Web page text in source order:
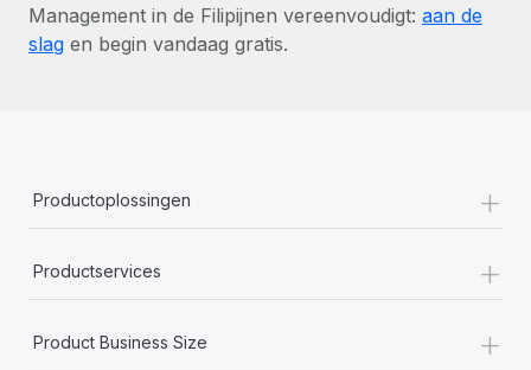
Management in de Filipijnen vereenvoudigt: aan de
slag en begin vandaag gratis.
Productoplossingen +
Productservices +
Product Business Size +